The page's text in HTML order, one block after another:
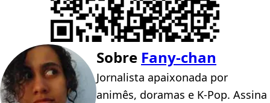
Sobre Fany-chan
Jornalista apaixonada por
animês, doramas e K-Pop. Assina